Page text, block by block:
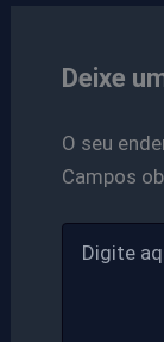
Deixe
O seu
Campos
aqui...